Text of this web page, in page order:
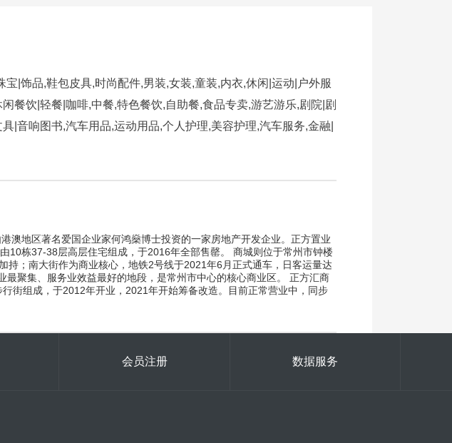
|饰品,鞋包皮具,时尚配件,男装,女装,童装,内衣,休闲|运动|户外服
餐饮|轻餐|咖啡,中餐,特色餐饮,自助餐,食品专卖,游艺游乐,剧院|剧
|音响图书,汽车用品,运动用品,个人护理,美容护理,汽车服务,金融|
澳地区著名爱国企业家何鸿燊博士投资的一家房地产开发企业。正方置业
10栋37-38层高层住宅组成，于2016年全部售罄。 商城则位于常州市钟楼
；南大街作为商业核心，地铁2号线于2021年6月正式通车，日客运量达
聚集、服务业效益最好的地段，是常州市中心的核心商业区。 正方汇商
街组成，于2012年开业，2021年开始筹备改造。目前正常营业中，同步
会员注册 数据服务